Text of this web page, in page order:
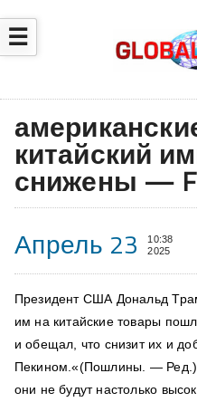
☰
китайский
снижены —
Апрель 23
10:38
2025
Президент США Дональд
им на китайские товары
и обещал, что снизит их и
Пекином.«(Пошлины. —
они не будут настолько